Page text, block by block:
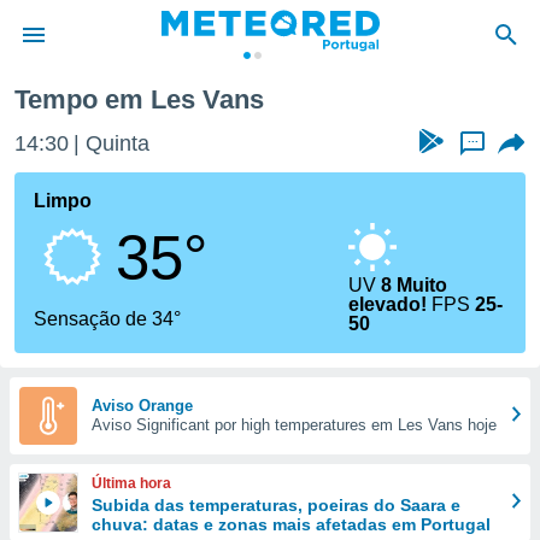
da
foi
fornecidas
a este
das
e
forma
digital
Tempo em Les Vans
14:30 Quinta ...
Limpo
35°
Sensação de 34°
UV8 Muito
elevado! FPS25-
50
Aviso Orange
Aviso Significant por high temperatures em Les Vans hoje
Última hora
Subida das temperaturas, poeiras do Saara e
chuva: datas e zonas mais afetadas em Portugal